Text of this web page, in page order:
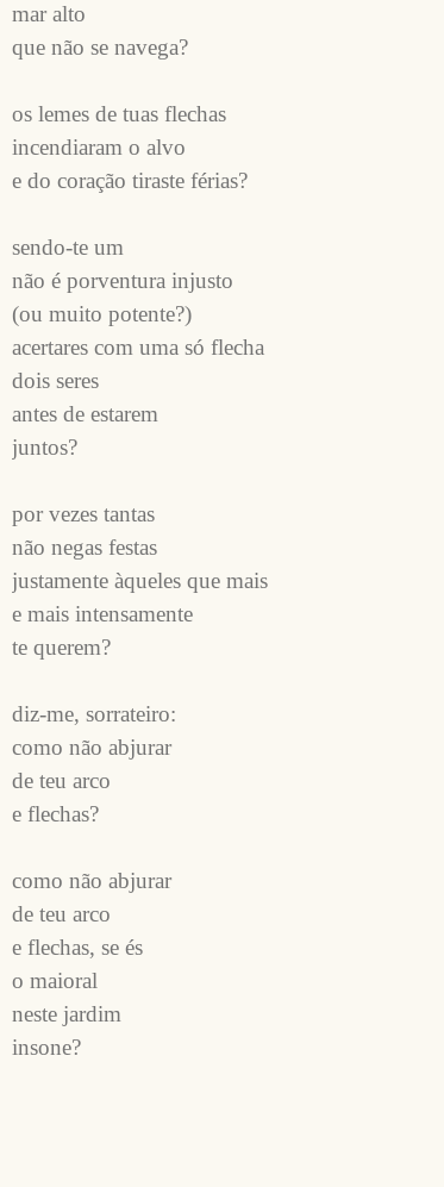
mar alto
que não se navega?
os lemes de tuas flechas
incendiaram o alvo
e do coração tiraste férias?
sendo-te um
não é porventura injusto
(ou muito potente?)
acertares com uma só flecha
dois seres
antes de estarem
juntos?
por vezes tantas
não negas festas
justamente àqueles que mais
e mais intensamente
te querem?
diz-me, sorrateiro:
como não abjurar
de teu arco
e flechas?
como não abjurar
de teu arco
e flechas, se és
o maioral
neste jardim
insone?